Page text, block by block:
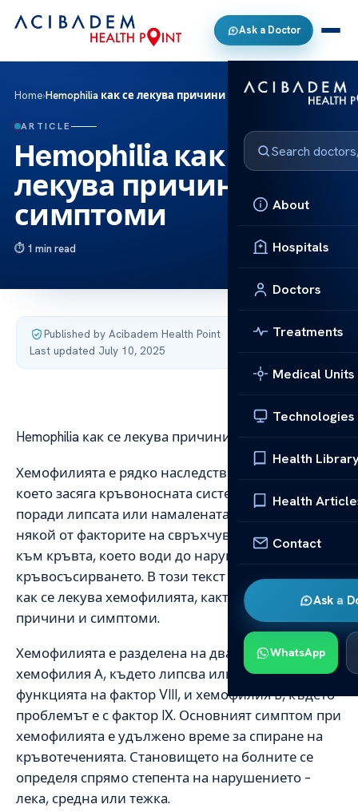
Ask a Doctor
About
Hospitals
Doctors
Treatments
Medical Units
Technologies
Health
Health
Contact
Ask a
WhatsApp
Home›Hemophilia как се лекува причини и симптоми
ARTICLE
Hemophilia как се
лекува причини и
симптоми
1 min read
Published by Acibadem Health Point·
Last updated July 10, 2025
Hemophilia как се лекува причини и симптоми
Хемофилията е рядко наследствено заболяване,
което засяга кръвоносната система. Това е
поради липсата или намалената функция на
някой от факторите на свръхчувствителността
към кръвта, което води до нарушаване на
кръвосъсирването. В този текст ще разгледаме
как се лекува хемофилията, както и нейните
причини и симптоми.
Хемофилията е разделена на два основни типа:
хемофилия А, където липсва или е нарушена
функцията на фактор VIII, и хемофилия B, където
проблемът е с фактор IX. Основният симптом при
хемофилията е удължено време за спиране на
кръвотеченията. Становището на болните се
определя спрямо степента на нарушението –
лека, средна или тежка.